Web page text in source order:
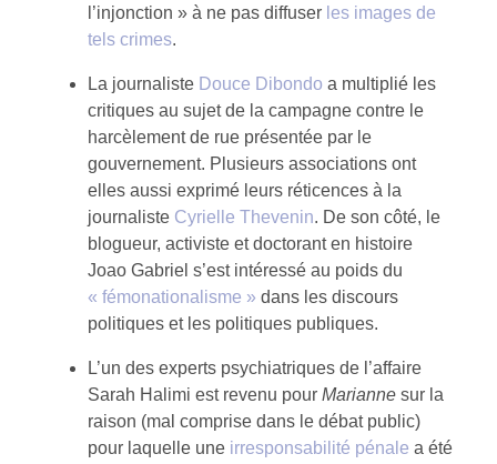
l’injonction » à ne pas diffuser les images de
tels crimes.
La journaliste Douce Dibondo a multiplié les
critiques au sujet de la campagne contre le
harcèlement de rue présentée par le
gouvernement. Plusieurs associations ont
elles aussi exprimé leurs réticences à la
journaliste Cyrielle Thevenin. De son côté, le
blogueur, activiste et doctorant en histoire
Joao Gabriel s’est intéressé au poids du
« fémonationalisme » dans les discours
politiques et les politiques publiques.
L’un des experts psychiatriques de l’affaire
Sarah Halimi est revenu pour Marianne sur la
raison (mal comprise dans le débat public)
pour laquelle une irresponsabilité pénale a été